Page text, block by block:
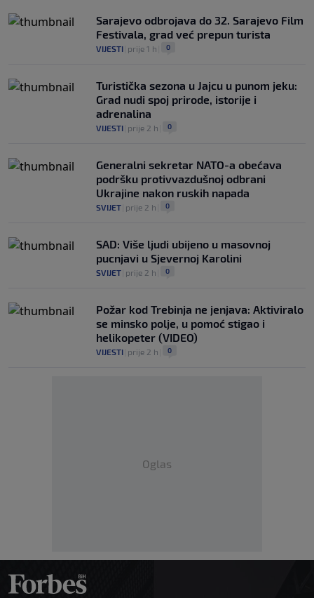
Sarajevo odbrojava do 32. Sarajevo Film
Festivala, grad već prepun turista
VIJESTI prije 1 h 0
Turistička sezona u Jajcu u punom jeku:
Grad nudi spoj prirode, istorije i
adrenalina
VIJESTI prije 2 h 0
Generalni sekretar NATO-a obećava
podršku protivvazdušnoj odbrani
Ukrajine nakon ruskih napada
SVIJET prije 2 h 0
SAD: Više ljudi ubijeno u masovnoj
pucnjavi u Sjevernoj Karolini
SVIJET prije 2 h 0
Požar kod Trebinja ne jenjava: Aktiviralo
se minsko polje, u pomoć stigao i
helikopeter (VIDEO)
VIJESTI prije 2 h 0
Oglas